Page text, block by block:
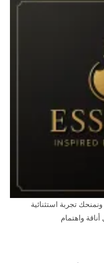
تجربة استثنائية
واهتمام